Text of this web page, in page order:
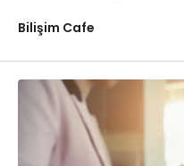
Bilişim Cafe